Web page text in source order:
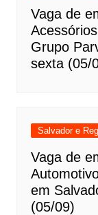
Vaga de
Grupo
sexta (05/
Salvador e
Vaga de
em
(05/09)